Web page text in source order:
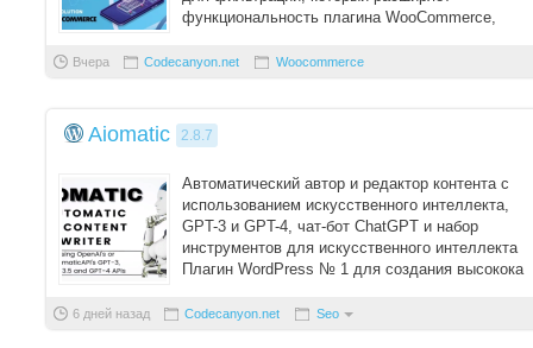
функциональность плагина WooCommerce,
Вчера Codecanyon.net Woocommerce
Aiomatic 2.8.7
Автоматический автор и редактор контента с
использованием искусственного интеллекта,
GPT-3 и GPT-4, чат-бот ChatGPT и набор
инструментов для искусственного интеллекта
Плагин WordPress № 1 для создания высокока
6 дней назад Codecanyon.net Seo